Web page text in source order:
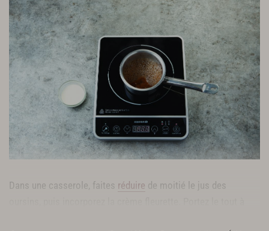
Dans une casserole, faites réduire de moitié le jus des